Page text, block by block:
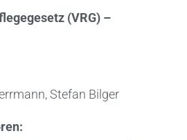
(VRG) –
Stefan Bilger